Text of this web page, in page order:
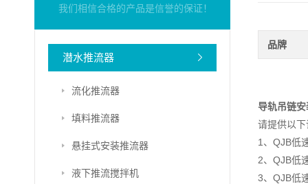
我们相信合格的产品是信誉的保证！
潜水推流器
流化推流器
填料推流器
悬挂式安装推流器
液下推流搅拌机
品牌
导轨吊链
请提供以
1、QJB低
2、QJB低
3、QJB低